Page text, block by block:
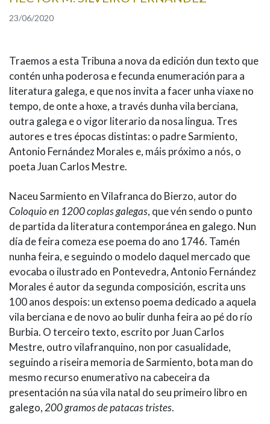
IDENTIDADE CORPORATIVA
PRIMAVERA DAS LETRAS
PORTAL DAS PALABRAS
23/06/2020
Traemos a esta Tribuna a nova da edición dun texto que
contén unha poderosa e fecunda enumeración para a
literatura galega, e que nos invita a facer unha viaxe no
tempo, de onte a hoxe, a través dunha vila berciana,
outra galega e o vigor literario da nosa lingua. Tres
autores e tres épocas distintas: o padre Sarmiento,
Antonio Fernández Morales e, máis próximo a nós, o
poeta Juan Carlos Mestre.
Naceu Sarmiento en Vilafranca do Bierzo, autor do
Coloquio en 1200 coplas galegas, que vén sendo o punto
de partida da literatura contemporánea en galego. Nun
día de feira comeza ese poema do ano 1746. Tamén
nunha feira, e seguindo o modelo daquel mercado que
evocaba o ilustrado en Pontevedra, Antonio Fernández
Morales é autor da segunda composición, escrita uns
100 anos despois: un extenso poema dedicado a aquela
vila berciana e de novo ao bulir dunha feira ao pé do río
Burbia. O terceiro texto, escrito por Juan Carlos
Mestre, outro vilafranquino, non por casualidade,
seguindo a riseira memoria de Sarmiento, bota man do
mesmo recurso enumerativo na cabeceira da
presentación na súa vila natal do seu primeiro libro en
galego, 200 gramos de patacas tristes.